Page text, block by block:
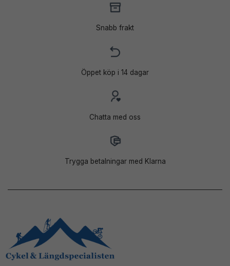
Snabb frakt
Öppet köp i 14 dagar
Chatta med oss
Trygga betalningar med Klarna